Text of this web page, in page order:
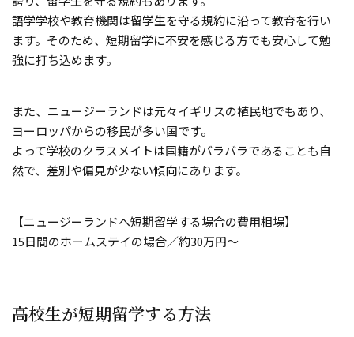
語学学校や教育機関は留学生を守る規約に沿って教育を行い
ます。そのため、短期留学に不安を感じる方でも安心して勉
強に打ち込めます。
また、ニュージーランドは元々イギリスの植民地でもあり、
ヨーロッパからの移民が多い国です。
よって学校のクラスメイトは国籍がバラバラであることも自
然で、差別や偏見が少ない傾向にあります。
【ニュージーランドへ短期留学する場合の費用相場】
15日間のホームステイの場合／約30万円～
高校生が短期留学する方法